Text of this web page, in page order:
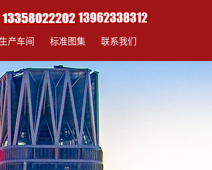
生产车间 标准图集 联系我们